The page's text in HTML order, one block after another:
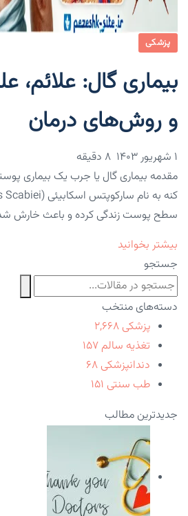
پزشکی
بیماری گال:
و روش‌های درمان
۱ شهریور ۱۴۰۳
مقدمه بیماری گال یا جرب یک بیماری
سطح پوست زندگی کرده و باعث خارش
بیشتر بخوانید
جستجو
دسته‌های منتخب
پزشکی ۲,۶۶۸
تغذیه سالم ۱۵۷
دندانپزشکی ۶۸
طب سنتی ۱۵۱
جدیدترین مطالب